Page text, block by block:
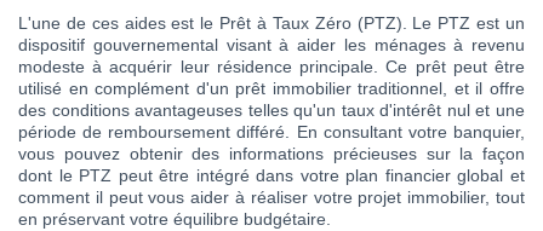
L'une de ces aides est le Prêt à Taux Zéro (PTZ). Le PTZ est un
dispositif gouvernemental visant à aider les ménages à revenu
modeste à acquérir leur résidence principale. Ce prêt peut être
utilisé en complément d'un prêt immobilier traditionnel, et il offre
des conditions avantageuses telles qu'un taux d'intérêt nul et une
période de remboursement différé. En consultant votre banquier,
vous pouvez obtenir des informations précieuses sur la façon
dont le PTZ peut être intégré dans votre plan financier global et
comment il peut vous aider à réaliser votre projet immobilier, tout
en préservant votre équilibre budgétaire.